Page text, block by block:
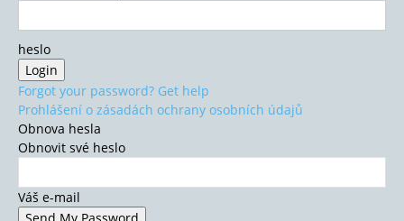
heslo
Forgot your password? Get help
Prohlášení o zásadách ochrany osobních údajů
Obnova hesla
Obnovit své heslo
Váš e-mail